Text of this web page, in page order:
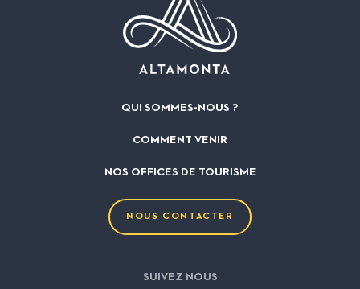
QUI SOMMES-NOUS ?
COMMENT VENIR
NOS OFFICES DE TOURISME
NOUS CONTACTER
SUIVEZ NOUS